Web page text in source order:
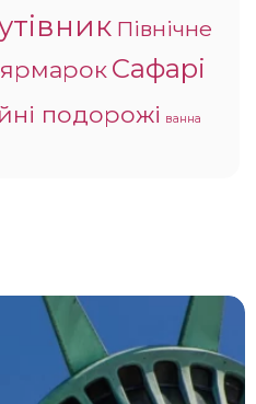
Північне
Сафарі
подорожі ванна